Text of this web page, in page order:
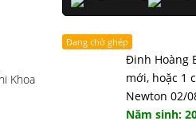
Khoa
Đang chờ ghép
Đinh Hoàng
mới, hoặc 1
Newton 02/
Năm sinh: